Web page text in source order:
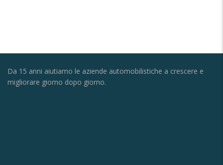
Da 15 anni aiutiamo le aziende automobilistiche a crescere e
migliorare giorno dopo giorno.